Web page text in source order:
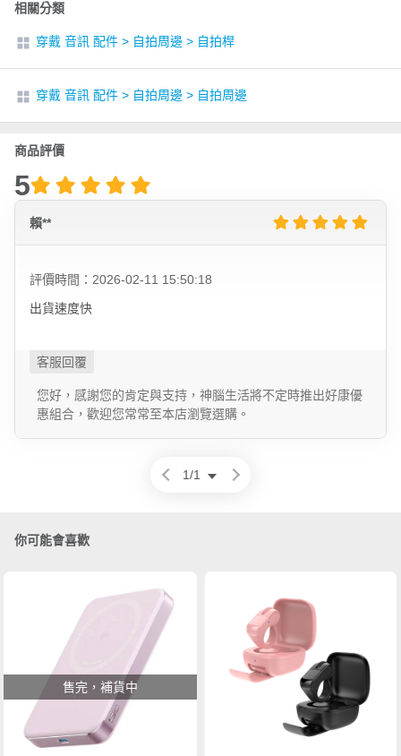
相關分類
穿戴 音訊 配件 > 自拍周邊 > 自拍桿
穿戴 音訊 配件 > 自拍周邊 > 自拍周邊
商品評價
5
賴**
評價時間：2026-02-11 15:50:18
出貨速度快
您好，感謝您的肯定與支持，神腦生活將不定時推出好康優
惠組合，歡迎您常常至本店瀏覽選購。
1/1
你可能會喜歡
售完，補貨中